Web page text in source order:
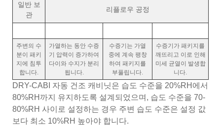
일반 보
관
리플로우 공정
주변의 수
분이 패키
지에 침투
합니다.
가열하는 동안 수증
기 압력이 증가하여
다이와 수지가 분리
됩니다.
수증기는 가열
중에 계속 팽창
하여 패키지를
부풀립니다.
수증기가 패키지를
깨뜨리고 이로 인해
미세 균열이 발생합
니다.
DRY-CABI 자동 건조 캐비닛은 습도 수준을 20%RH에서
80%RH까지 유지하도록 설계되었으며, 습도 수준을 70-
80%RH 사이로 설정하는 경우 주변 습도 수준은 설정 값
보다 최소 10%RH 높아야 합니다.